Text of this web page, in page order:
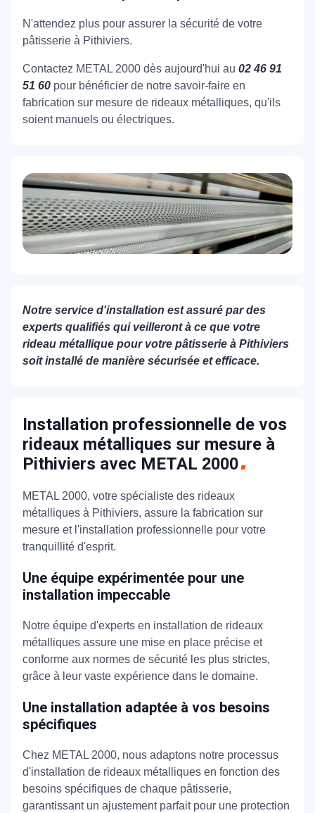
N'attendez plus pour assurer la sécurité de votre
pâtisserie à Pithiviers.
Contactez METAL 2000 dès aujourd'hui au 02 46 91
51 60 pour bénéficier de notre savoir-faire en
fabrication sur mesure de rideaux métalliques, qu'ils
soient manuels ou électriques.
Notre service d'installation est assuré par des
experts qualifiés qui veilleront à ce que votre
rideau métallique pour votre pâtisserie à Pithiviers
soit installé de manière sécurisée et efficace.
Installation professionnelle de vos
rideaux métalliques sur mesure à
Pithiviers avec METAL 2000
METAL 2000, votre spécialiste des rideaux
métalliques à Pithiviers, assure la fabrication sur
mesure et l'installation professionnelle pour votre
tranquillité d'esprit.
Une équipe expérimentée pour une
installation impeccable
Notre équipe d'experts en installation de rideaux
métalliques assure une mise en place précise et
conforme aux normes de sécurité les plus strictes,
grâce à leur vaste expérience dans le domaine.
Une installation adaptée à vos besoins
spécifiques
Chez METAL 2000, nous adaptons notre processus
d'installation de rideaux métalliques en fonction des
besoins spécifiques de chaque pâtisserie,
garantissant un ajustement parfait pour une protection